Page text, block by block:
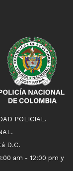
POLICIAL.
D.C.
am - 12:00 pm y